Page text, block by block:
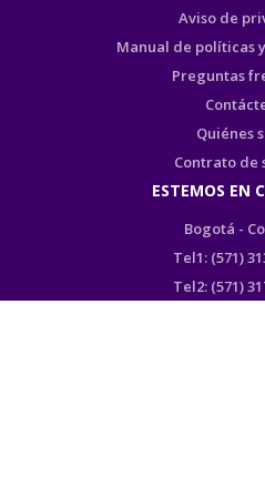
Aviso de
Manual de políticas
Preguntas
Quiénes
Contrato de
ESTEMOS EN
Bogotá -
Tel1: (571)
Tel2: (571)